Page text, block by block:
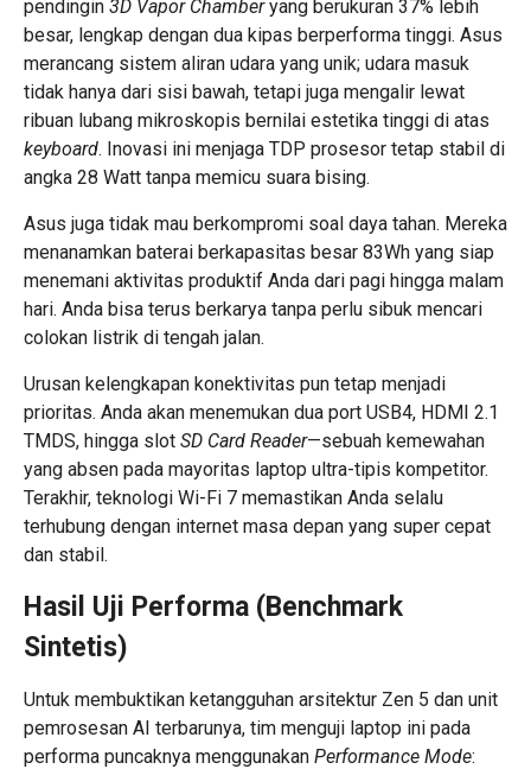
pendingin 3D Vapor Chamberyang berukuran 37% lebih
besar, lengkap dengan dua kipas berperforma tinggi. Asus
merancang sistem aliran udara yang unik; udara masuk
tidak hanya dari sisi bawah, tetapi juga mengalir lewat
ribuan lubang mikroskopis bernilai estetika tinggi di atas
keyboard. Inovasi ini menjaga TDP prosesor tetap stabil di
angka 28 Watt tanpa memicu suara bising.
Asus juga tidak mau berkompromi soal daya tahan. Mereka
menanamkan baterai berkapasitas besar 83Wh yang siap
menemani aktivitas produktif Anda dari pagi hingga malam
hari. Anda bisa terus berkarya tanpa perlu sibuk mencari
colokan listrik di tengah jalan.
Urusan kelengkapan konektivitas pun tetap menjadi
prioritas. Anda akan menemukan dua port USB4, HDMI 2.1
TMDS, hingga slot SD Card Reader—sebuah kemewahan
yang absen pada mayoritas laptop ultra-tipis kompetitor.
Terakhir, teknologi Wi-Fi 7 memastikan Anda selalu
terhubung dengan internet masa depan yang super cepat
dan stabil.
Hasil Uji Performa (Benchmark
Sintetis)
Untuk membuktikan ketangguhan arsitektur Zen 5 dan unit
pemrosesan AI terbarunya, tim menguji laptop ini pada
performa puncaknya menggunakan Performance Mode: